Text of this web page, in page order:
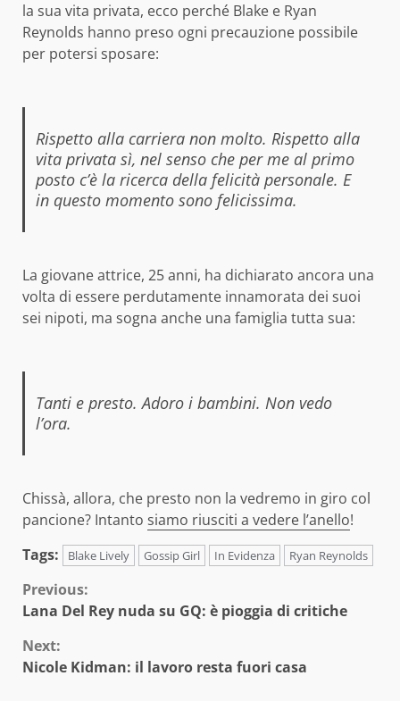
la sua vita privata, ecco perché Blake e Ryan
Reynolds hanno preso ogni precauzione possibile
per potersi sposare:
Rispetto alla carriera non molto. Rispetto alla
vita privata sì, nel senso che per me al primo
posto c’è la ricerca della felicità personale. E
in questo momento sono felicissima.
La giovane attrice, 25 anni, ha dichiarato ancora una
volta di essere perdutamente innamorata dei suoi
sei nipoti, ma sogna anche una famiglia tutta sua:
Tanti e presto. Adoro i bambini. Non vedo
l’ora.
Chissà, allora, che presto non la vedremo in giro col
pancione? Intanto siamo riusciti a vedere l’anello!
Tags:
Blake Lively Gossip Girl In Evidenza Ryan Reynolds
Continue
Reading
Previous:
Lana Del Rey nuda su GQ: è pioggia di critiche
Next:
Nicole Kidman: il lavoro resta fuori casa